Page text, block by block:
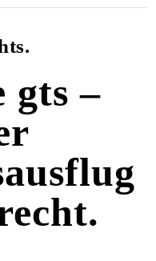
gts –